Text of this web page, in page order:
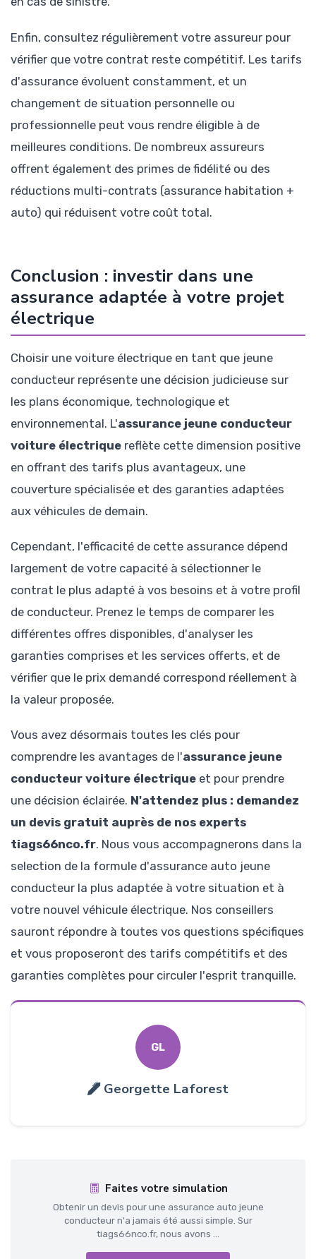
Enfin, consultez régulièrement votre assureur pour
vérifier que votre contrat reste compétitif. Les tarifs
d'assurance évoluent constamment, et un
changement de situation personnelle ou
professionnelle peut vous rendre éligible à de
meilleures conditions. De nombreux assureurs
offrent également des primes de fidélité ou des
réductions multi-contrats (assurance habitation +
auto) qui réduisent votre coût total.
Conclusion : investir dans une
assurance adaptée à votre projet
électrique
Choisir une voiture électrique en tant que jeune
conducteur représente une décision judicieuse sur
les plans économique, technologique et
environnemental. L'assurance jeune conducteur
voiture électrique reflète cette dimension positive
en offrant des tarifs plus avantageux, une
couverture spécialisée et des garanties adaptées
aux véhicules de demain.
Cependant, l'efficacité de cette assurance dépend
largement de votre capacité à sélectionner le
contrat le plus adapté à vos besoins et à votre profil
de conducteur. Prenez le temps de comparer les
différentes offres disponibles, d'analyser les
garanties comprises et les services offerts, et de
vérifier que le prix demandé correspond réellement à
la valeur proposée.
Vous avez désormais toutes les clés pour
comprendre les avantages de l'assurance jeune
conducteur voiture électrique et pour prendre
une décision éclairée. N'attendez plus : demandez
un devis gratuit auprès de nos experts
tiags66nco.fr. Nous vous accompagnerons dans la
selection de la formule d'assurance auto jeune
conducteur la plus adaptée à votre situation et à
votre nouvel véhicule électrique. Nos conseillers
sauront répondre à toutes vos questions spécifiques
et vous proposeront des tarifs compétitifs et des
garanties complètes pour circuler l'esprit tranquille.
GL
Georgette Laforest
Faites votre simulation
Obtenir un devis pour une assurance auto jeune
conducteur n'a jamais été aussi simple. Sur
tiags66nco.fr, nous avons ...